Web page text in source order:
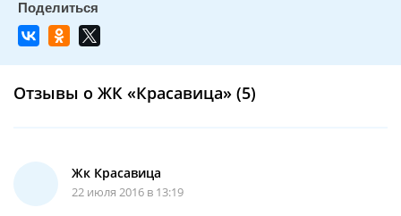
Отзывы о ЖК «Красавица» (5)
Жк Красавица
22 июля 2016 в 13:19